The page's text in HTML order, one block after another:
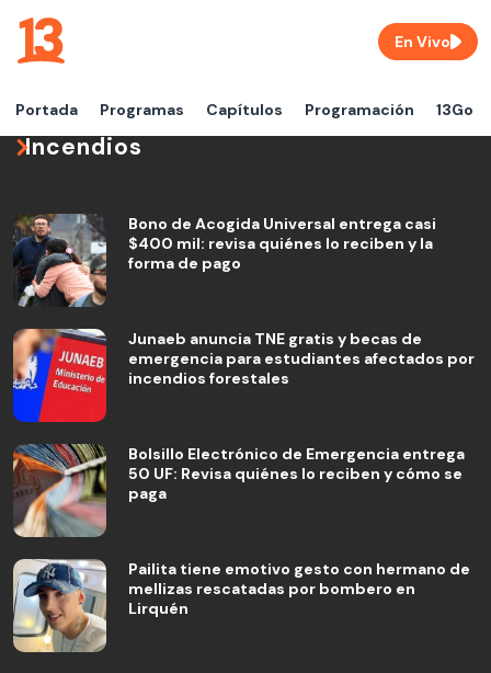
Portada Programas Capítulos Programación 13Go
En Vivo
Incendios
Bono de Acogida Universal entrega casi
$400 mil: revisa quiénes lo reciben y la
forma de pago
Junaeb anuncia TNE gratis y becas de
emergencia para estudiantes afectados por
incendios forestales
Bolsillo Electrónico de Emergencia entrega
50 UF: Revisa quiénes lo reciben y cómo se
paga
Pailita tiene emotivo gesto con hermano de
mellizas rescatadas por bombero en
Lirquén